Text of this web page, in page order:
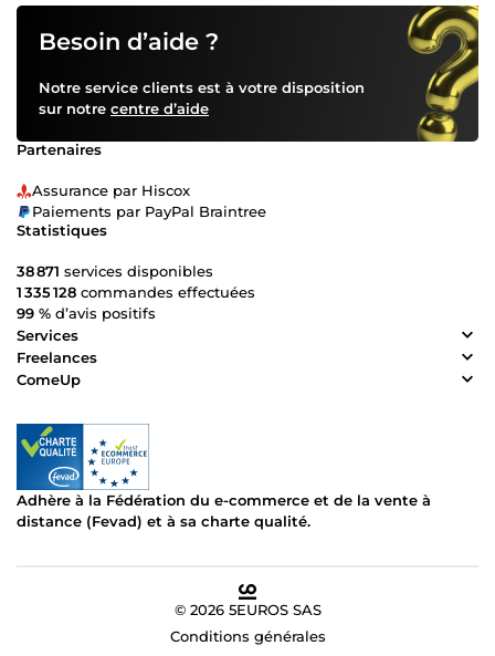
Besoin d’aide ?
Notre service clients est à votre disposition
sur notre centre d’aide
Partenaires
Assurance par Hiscox
Paiements par PayPal Braintree
Statistiques
38 871 services disponibles
1 335 128 commandes effectuées
99 % d’avis positifs
Services
Freelances
ComeUp
Adhère à la Fédération du e-commerce et de la vente à
distance (Fevad) et à sa charte qualité.
© 2026 5EUROS SAS
Conditions générales